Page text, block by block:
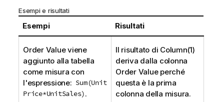
Esempi e risultati
Esempi Risultati
Order Valueviene
aggiunto alla tabella
come misura con
l'espressione: Sum(Unit
Price*UnitSales).
Il risultato di Column(1)
deriva dalla colonna
Order Valueperché
questa è la prima
colonna della misura.